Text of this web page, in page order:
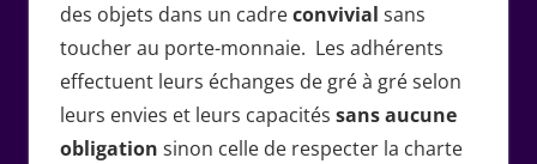
des objets dans un cadreconvivial sans
toucher au porte-monnaie. Les adhérents
effectuent leurs échanges de gré à gré selon
leurs envies et leurs capacités sans aucune
obligation sinon celle de respecter la charte